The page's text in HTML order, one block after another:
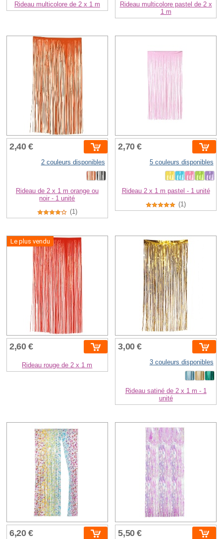
Rideau multicolore de 2 x 1 m
Rideau multicolore pastel de 2 x
1 m
2,40 €
2 couleurs disponibles
Rideau de 2 x 1 m orange ou
noir - 1 unité
(1)
2,70 €
5 couleurs disponibles
Rideau 2 x 1 m pastel - 1 unité
(1)
Le plus vendu
2,60 €
Rideau rouge de 2 x 1 m
3,00 €
3 couleurs disponibles
Rideau satiné de 2 x 1 m - 1
unité
6,20 € 5,50 €